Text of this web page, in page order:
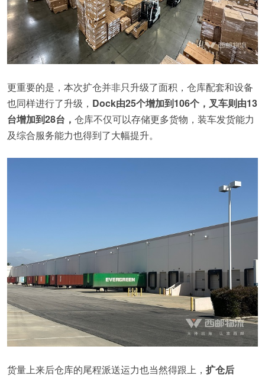
更重要的是，本次扩仓并非只升级了面积，仓库配套和设备
也同样进行了升级， Dock由25个增加到106个，叉车则由13
台增加到28台， 仓库不仅可以存储更多货物，装车发货能力
及综合服务能力也得到了大幅提升。
货量上来后仓库的尾程派送运力也当然得跟上， 扩仓后